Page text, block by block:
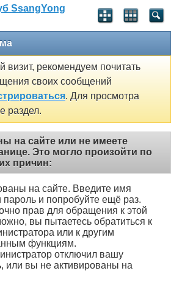
SsangYong
визит, рекомендуем почитать
своих сообщений
. Для просмотра
раздел.
на сайте или не имеете
Это могло произойти по
причин:
на сайте. Введите имя
пароль и попробуйте ещё раз.
прав для обращения к этой
вы пытаетесь обратиться к
или к другим
функциям.
отключил вашу
или вы не активированы на